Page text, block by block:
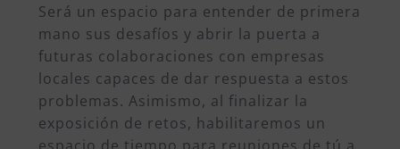
Será un espacio para entender de primera
mano sus desafíos y abrir la puerta a
futuras colaboraciones con empresas
locales capaces de dar respuesta a estos
problemas. Asimismo, al finalizar la
exposición de retos, habilitaremos un